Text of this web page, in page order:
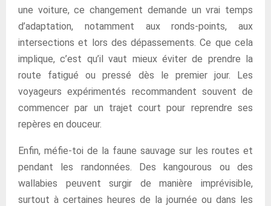
une voiture, ce changement demande un vrai temps
d’adaptation, notamment aux ronds-points, aux
intersections et lors des dépassements. Ce que cela
implique, c’est qu’il vaut mieux éviter de prendre la
route fatigué ou pressé dès le premier jour. Les
voyageurs expérimentés recommandent souvent de
commencer par un trajet court pour reprendre ses
repères en douceur.
Enfin, méfie-toi de la faune sauvage sur les routes et
pendant les randonnées. Des kangourous ou des
wallabies peuvent surgir de manière imprévisible,
surtout à certaines heures de la journée ou dans les